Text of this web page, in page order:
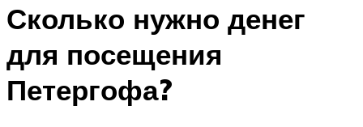
Сколько нужно денег
для посещения
Петергофа?